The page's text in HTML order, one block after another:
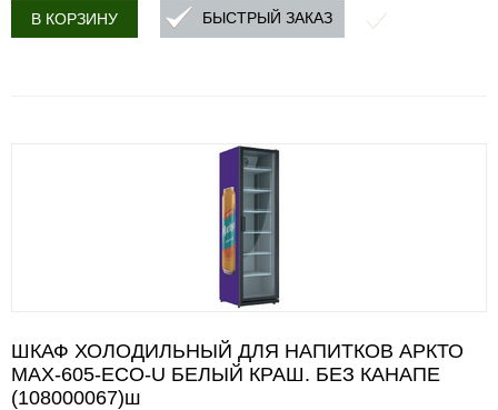
В КОРЗИНУ БЫСТРЫЙ ЗАКАЗ
ШКАФ ХОЛОДИЛЬНЫЙ ДЛЯ НАПИТКОВ АРКТО
MAX-605-ECO-U БЕЛЫЙ КРАШ. БЕЗ КАНАПЕ
(108000067)ш